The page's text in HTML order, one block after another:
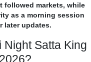
followed markets, while
as a morning session
later updates.
Satta King